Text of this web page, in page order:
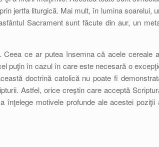
jertfa liturgică. Mai mult, în lumina soarelui,
Sacrament sunt făcute din aur, un
ce ar putea însemna că acele cereale
puţin în cazul în care este necesară o
doctrină catolică nu poate fi
Astfel, orice creştin care acceptă
înţelege motivele profunde ale acestei poziţii